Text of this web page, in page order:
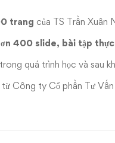
trang của TS Trần Xuân
400 slide, bài tập
quá trình học và sau
từ Công ty Cổ phần Tư